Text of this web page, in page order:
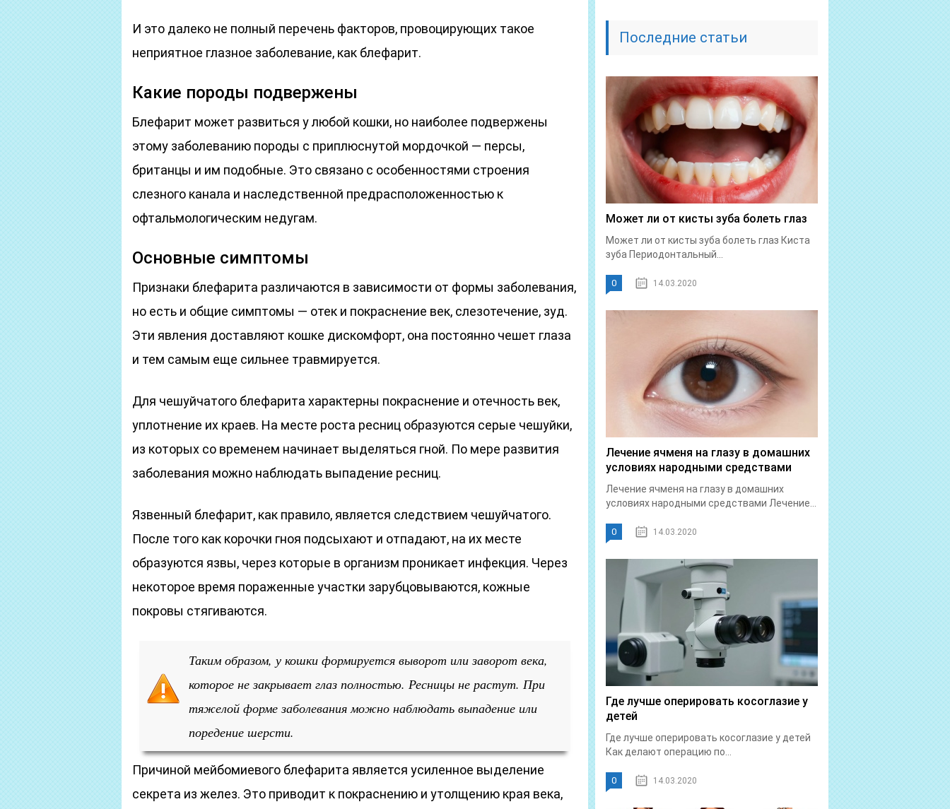
И это далеко не полный перечень факторов, провоцирующих такое
неприятное глазное заболевание, как блефарит.
Какие породы подвержены
Блефарит может развиться у любой кошки, но наиболее подвержены
этому заболеванию породы с приплюснутой мордочкой — персы,
британцы и им подобные. Это связано с особенностями строения
слезного канала и наследственной предрасположенностью к
офтальмологическим недугам.
Основные симптомы
Признаки блефарита различаются в зависимости от формы заболевания,
но есть и общие симптомы — отек и покраснение век, слезотечение, зуд.
Эти явления доставляют кошке дискомфорт, она постоянно чешет глаза
и тем самым еще сильнее травмируется.
Для чешуйчатого блефарита характерны покраснение и отечность век,
уплотнение их краев. На месте роста ресниц образуются серые чешуйки,
из которых со временем начинает выделяться гной. По мере развития
заболевания можно наблюдать выпадение ресниц.
Язвенный блефарит, как правило, является следствием чешуйчатого.
После того как корочки гноя подсыхают и отпадают, на их месте
образуются язвы, через которые в организм проникает инфекция. Через
некоторое время пораженные участки зарубцовываются, кожные
покровы стягиваются.
Таким образом, у кошки формируется выворот или заворот века,
которое не закрывает глаз полностью. Ресницы не растут. При
тяжелой форме заболевания можно наблюдать выпадение или
поредение шерсти.
Причиной мейбомиевого блефарита является усиленное выделение
секрета из желез. Это приводит к покраснению и утолщению края века,
Последние статьи
Может ли от кисты зуба болеть глаз
Может ли от кисты зуба болеть глаз Киста
зуба Периодонтальный...
0 14.03.2020
Лечение ячменя на глазу в домашних
условиях народными средствами
Лечение ячменя на глазу в домашних
условиях народными средствами Лечение...
0 14.03.2020
Где лучше оперировать косоглазие у
детей
Где лучше оперировать косоглазие у детей
Как делают операцию по...
0 14.03.2020